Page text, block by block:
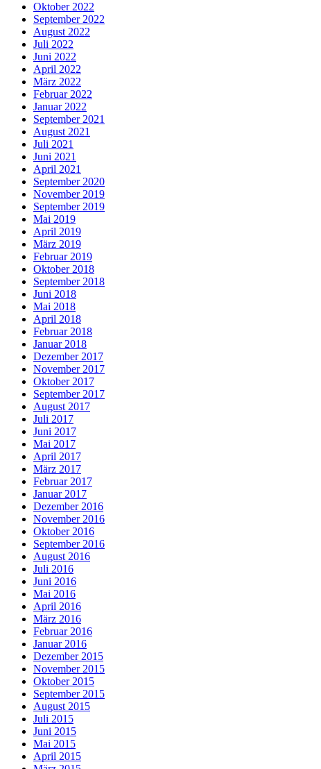
Oktober 2022
September 2022
August 2022
Juli 2022
Juni 2022
April 2022
März 2022
Februar 2022
Januar 2022
September 2021
August 2021
Juli 2021
Juni 2021
April 2021
September 2020
November 2019
September 2019
Mai 2019
April 2019
März 2019
Februar 2019
Oktober 2018
September 2018
Juni 2018
Mai 2018
April 2018
Februar 2018
Januar 2018
Dezember 2017
November 2017
Oktober 2017
September 2017
August 2017
Juli 2017
Juni 2017
Mai 2017
April 2017
März 2017
Februar 2017
Januar 2017
Dezember 2016
November 2016
Oktober 2016
September 2016
August 2016
Juli 2016
Juni 2016
Mai 2016
April 2016
März 2016
Februar 2016
Januar 2016
Dezember 2015
November 2015
Oktober 2015
September 2015
August 2015
Juli 2015
Juni 2015
Mai 2015
April 2015